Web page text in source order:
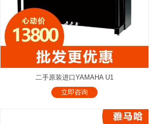
二手原装进口YAMAHA U1
立即咨询